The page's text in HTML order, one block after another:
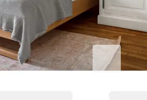
在をより快適に